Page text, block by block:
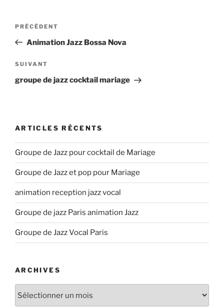
Navigation
l’article
Article
précédent
PRÉCÉDENT
Animation Jazz Bossa Nova
Article
suivant
SUIVANT
groupe de jazz cocktail mariage
ARTICLES RÉCENTS
Groupe de Jazz pour cocktail de Mariage
Groupe de Jazz et pop pour Mariage
animation reception jazz vocal
Groupe de jazz Paris animation Jazz
Groupe de Jazz Vocal Paris
ARCHIVES